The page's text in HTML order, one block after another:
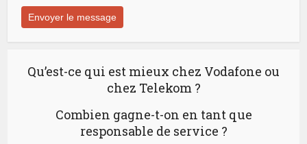
Qu’est-ce qui est mieux chez Vodafone ou
chez Telekom ?
Combien gagne-t-on en tant que
responsable de service ?